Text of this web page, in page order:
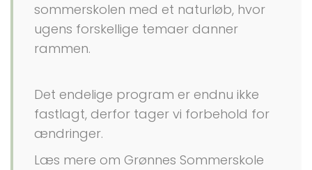
sommerskolen med et naturløb, hvor
ugens forskellige temaer danner
rammen.
Det endelige program er endnu ikke
fastlagt, derfor tager vi forbehold for
ændringer.
Læs mere om Grønnes Sommerskole